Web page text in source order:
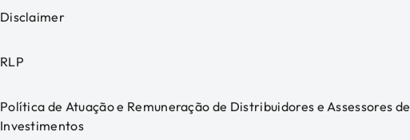
Disclaimer
RLP
Política de Atuação e Remuneração de Distribuidores e Assessores de
Investimentos